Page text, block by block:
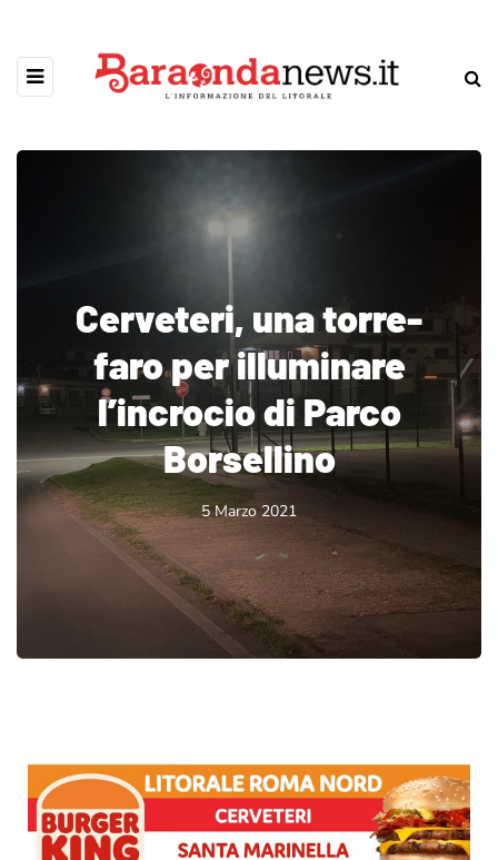
Cerveteri, una torre-
faro per illuminare
l’incrocio di Parco
Borsellino
5 Marzo 2021